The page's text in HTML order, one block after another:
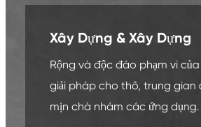
Xây Dựng & Xây Dựng
Rộng và độc đáo phạm vi của
giải pháp cho thô, trung gian
mịn chà nhám các ứng dụng.